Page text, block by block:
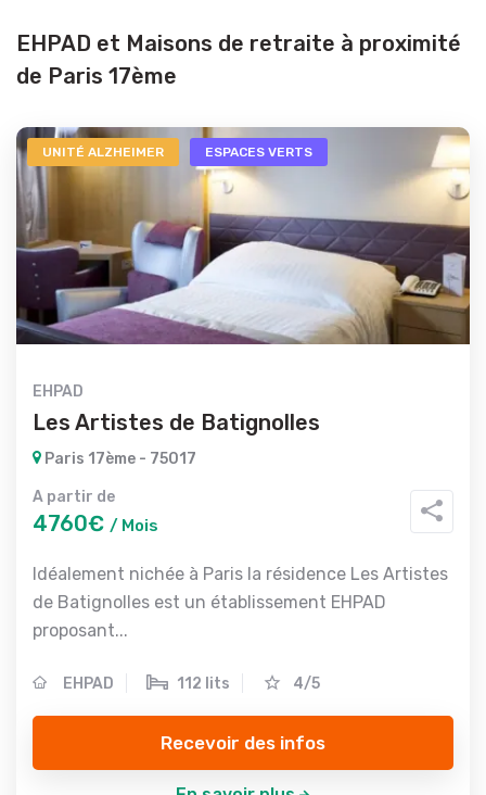
EHPAD et Maisons de retraite à proximité
de Paris 17ème
UNITÉ ALZHEIMER ESPACES VERTS
EHPAD
Les Artistes de Batignolles
Paris 17ème - 75017
A partir de
4760€ / Mois
Idéalement nichée à Paris la résidence Les Artistes
de Batignolles est un établissement EHPAD
proposant...
EHPAD 112 lits 4/5
Recevoir des infos